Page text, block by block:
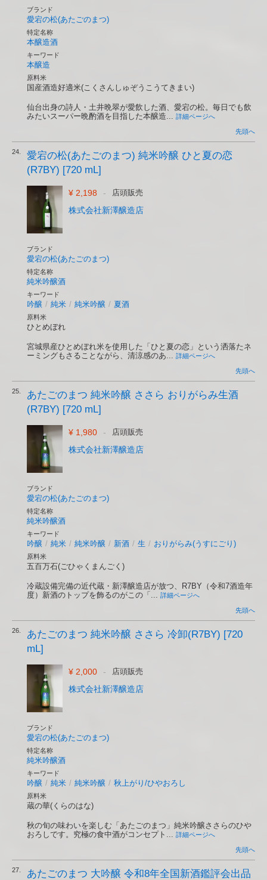
ブランド
愛宕の松(あたごのまつ)
特定名称
本醸造酒
キーワード
本醸造
原料米
国産酒造好適米(こくさんしゅぞうこうてきまい)
仙台出身の詩人・土井晩翠が愛飲した酒、愛宕の松。毎日でも飲
みたいスーパー晩酌酒を目指した本醸造... 詳細ページへ
先頭へ
24.
愛宕の松(あたごのまつ) 純米吟醸 ひと夏の恋
(R7BY) [720 mL]
¥ 2,198 - 店頭販売
株式会社新澤醸造店
ブランド
愛宕の松(あたごのまつ)
特定名称
純米吟醸酒
キーワード
吟醸 / 純米 / 純米吟醸 / 夏酒
原料米
ひとめぼれ
宮城県産ひとめぼれ米を使用した「ひと夏の恋」という洒落たネ
ーミングもさることながら、清涼感のあ... 詳細ページへ
先頭へ
25.
あたごのまつ 純米吟醸 ささら おりがらみ生酒
(R7BY) [720 mL]
¥ 1,980 - 店頭販売
株式会社新澤醸造店
ブランド
愛宕の松(あたごのまつ)
特定名称
純米吟醸酒
キーワード
吟醸 / 純米 / 純米吟醸 / 新酒 / 生 / おりがらみ(うすにごり)
原料米
五百万石(ごひゃくまんごく)
冷蔵設備完備の近代蔵・新澤醸造店が放つ、R7BY（令和7酒造年
度）新酒のトップを飾るのがこの「... 詳細ページへ
先頭へ
26.
あたごのまつ 純米吟醸 ささら 冷卸(R7BY) [720
mL]
¥ 2,000 - 店頭販売
株式会社新澤醸造店
ブランド
愛宕の松(あたごのまつ)
特定名称
純米吟醸酒
キーワード
吟醸 / 純米 / 純米吟醸 / 秋上がり/ひやおろし
原料米
蔵の華(くらのはな)
秋の旬の味わいを楽しむ「あたごのまつ」純米吟醸ささらのひや
おろしです。究極の食中酒がコンセプト... 詳細ページへ
先頭へ
27.
あたごのまつ 大吟醸 令和8年全国新酒鑑評会出品